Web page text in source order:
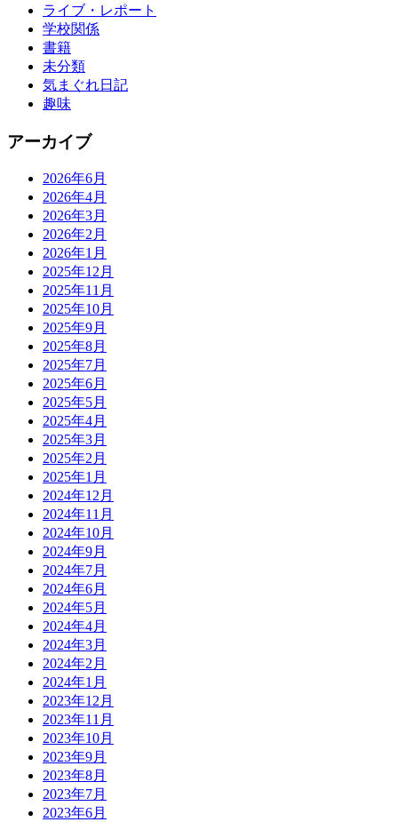
ライブ・レポート
学校関係
書籍
未分類
気まぐれ日記
趣味
アーカイブ
2026年6月
2026年4月
2026年3月
2026年2月
2026年1月
2025年12月
2025年11月
2025年10月
2025年9月
2025年8月
2025年7月
2025年6月
2025年5月
2025年4月
2025年3月
2025年2月
2025年1月
2024年12月
2024年11月
2024年10月
2024年9月
2024年7月
2024年6月
2024年5月
2024年4月
2024年3月
2024年2月
2024年1月
2023年12月
2023年11月
2023年10月
2023年9月
2023年8月
2023年7月
2023年6月